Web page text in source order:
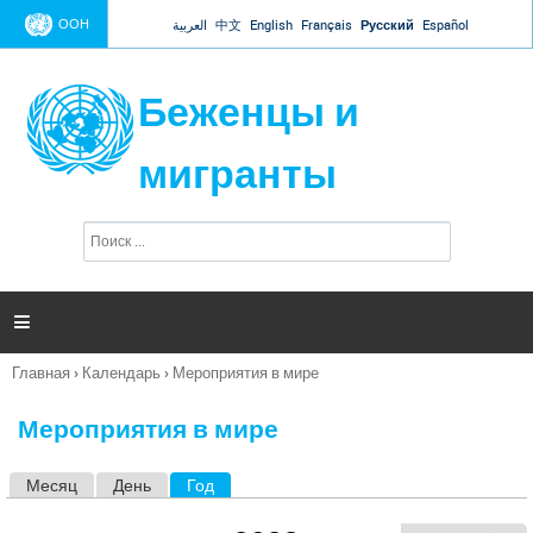
Jump to navigation
ООН العربية 中文 English Français Русский Español
Беженцы и
мигранты
п
и

Вы
Главная › Календарь › Мероприятия в мире
Мероприятия в мире
Месяц День Год